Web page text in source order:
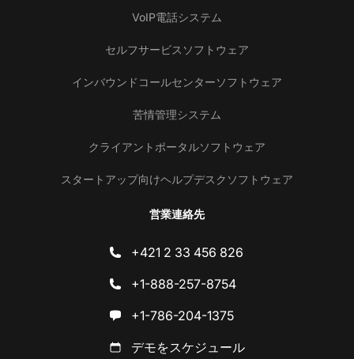
VoIP電話システム
セルフサービスソフトウェア
インバウンドコールセンターソフトウェア
苦情管理システム
クライアントポータルソフトウェア
スタートアップ向けヘルプデスクソフトウェア
営業連絡先
+421 2 33 456 826
+1-888-257-8754
+1-786-204-1375
デモをスケジュール